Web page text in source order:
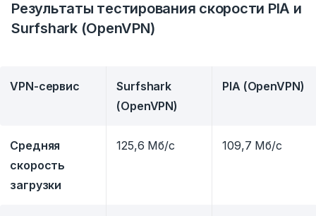
Результаты тестирования скорости PIA и
Surfshark (OpenVPN)
VPN-сервис
Surfshark
(OpenVPN)
PIA (OpenVPN)
Средняя
скорость
загрузки
125,6 Мб/с 109,7 Мб/с